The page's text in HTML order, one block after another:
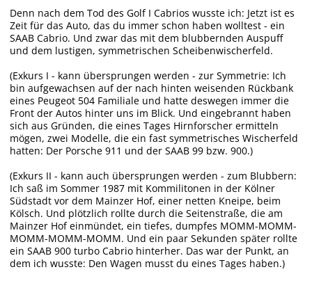
Denn nach dem Tod des Golf I Cabrios wusste ich: Jetzt ist es
Zeit für das Auto, das du immer schon haben wolltest - ein
SAAB Cabrio. Und zwar das mit dem blubbernden Auspuff
und dem lustigen, symmetrischen Scheibenwischerfeld.
(Exkurs I - kann übersprungen werden - zur Symmetrie: Ich
bin aufgewachsen auf der nach hinten weisenden Rückbank
eines Peugeot 504 Familiale und hatte deswegen immer die
Front der Autos hinter uns im Blick. Und eingebrannt haben
sich aus Gründen, die eines Tages Hirnforscher ermitteln
mögen, zwei Modelle, die ein fast symmetrisches Wischerfeld
hatten: Der Porsche 911 und der SAAB 99 bzw. 900.)
(Exkurs II - kann auch übersprungen werden - zum Blubbern:
Ich saß im Sommer 1987 mit Kommilitonen in der Kölner
Südstadt vor dem Mainzer Hof, einer netten Kneipe, beim
Kölsch. Und plötzlich rollte durch die Seitenstraße, die am
Mainzer Hof einmündet, ein tiefes, dumpfes MOMM-MOMM-
MOMM-MOMM-MOMM. Und ein paar Sekunden später rollte
ein SAAB 900 turbo Cabrio hinterher. Das war der Punkt, an
dem ich wusste: Den Wagen musst du eines Tages haben.)